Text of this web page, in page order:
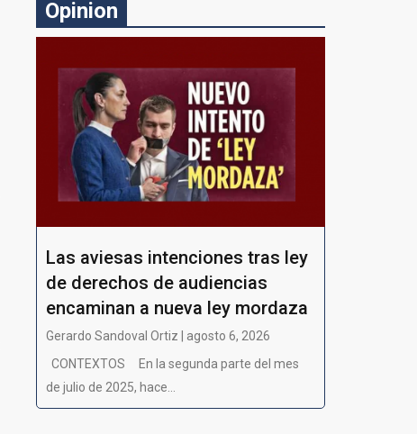
Opinion
Las aviesas intenciones tras ley
de derechos de audiencias
encaminan a nueva ley mordaza
Gerardo Sandoval Ortiz | agosto 6, 2026
CONTEXTOS En la segunda parte del mes
de julio de 2025, hace...